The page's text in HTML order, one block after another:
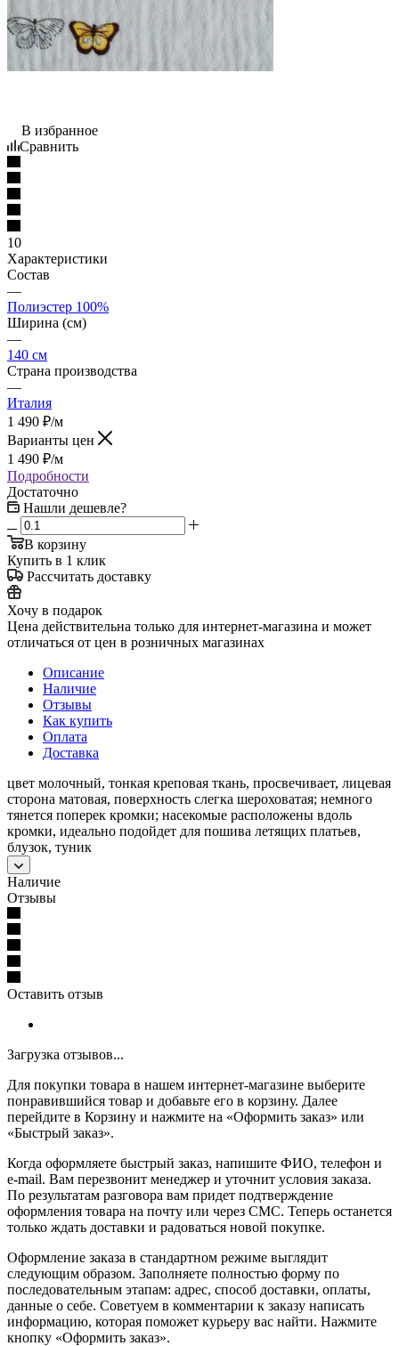
В избранное
Сравнить
10
Характеристики
Состав
—
Полиэстер 100%
Ширина (см)
—
140 см
Страна производства
—
Италия
1 490 ₽/м
Варианты цен
1 490 ₽/м
Подробности
Достаточно
Нашли дешевле?
В корзину
Купить в 1 клик
Рассчитать доставку
Хочу в подарок
Цена действительна только для интернет-магазина и может
отличаться от цен в розничных магазинах
Описание
Наличие
Отзывы
Как купить
Оплата
Доставка
цвет молочный, тонкая креповая ткань, просвечивает, лицевая
сторона матовая, поверхность слегка шероховатая; немного
тянется поперек кромки; насекомые расположены вдоль
кромки, идеально подойдет для пошива летящих платьев,
блузок, туник
Наличие
Отзывы
Оставить отзыв
Загрузка отзывов...
Для покупки товара в нашем интернет-магазине выберите
понравившийся товар и добавьте его в корзину. Далее
перейдите в Корзину и нажмите на «Оформить заказ» или
«Быстрый заказ».
Когда оформляете быстрый заказ, напишите ФИО, телефон и
e-mail. Вам перезвонит менеджер и уточнит условия заказа.
По результатам разговора вам придет подтверждение
оформления товара на почту или через СМС. Теперь останется
только ждать доставки и радоваться новой покупке.
Оформление заказа в стандартном режиме выглядит
следующим образом. Заполняете полностью форму по
последовательным этапам: адрес, способ доставки, оплаты,
данные о себе. Советуем в комментарии к заказу написать
информацию, которая поможет курьеру вас найти. Нажмите
кнопку «Оформить заказ».